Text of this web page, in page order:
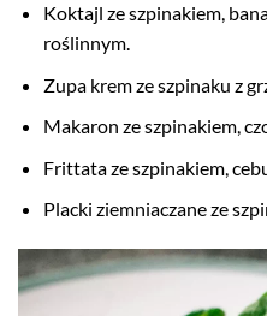
Koktajl ze szpinakiem,
roślinnym.
Zupa krem ze szpinaku z
Makaron ze szpinakiem,
Frittata ze szpinakiem,
Placki ziemniaczane ze